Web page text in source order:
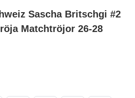
Sascha Britschgi #2
Matchtröjor 26-28